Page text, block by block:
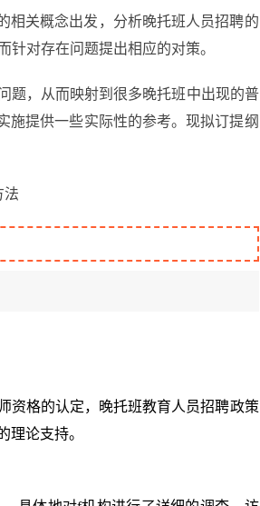
相关概念出发，分析晚托班人员招聘的
对存在问题提出相应的对策。
题，从而映射到很多晚托班中出现的普
施提供一些实际性的参考。现拟订提纲
法
资格的认定，晚托班教育人员招聘政策
理论支持。